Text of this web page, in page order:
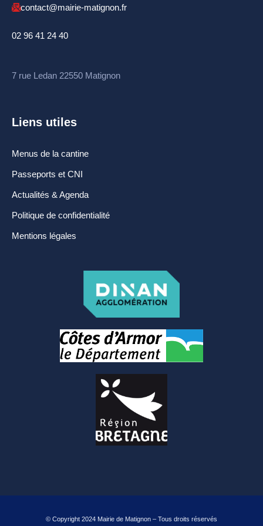
Parkings et
stationnements
Transport collectif
GESTION DES DECHETS
Déchèterie
Enfance, Jeunesse et
contact@mairie-matignon.fr
02 96 41 24 40
7 rue Ledan 22550 Matignon
Liens utiles
Menus de la cantine
Passeports et CNI
Actualités & Agenda
Politique de confidentialité
Mentions légales
© Copyright 2024 Mairie de Matignon – Tous droits réservés